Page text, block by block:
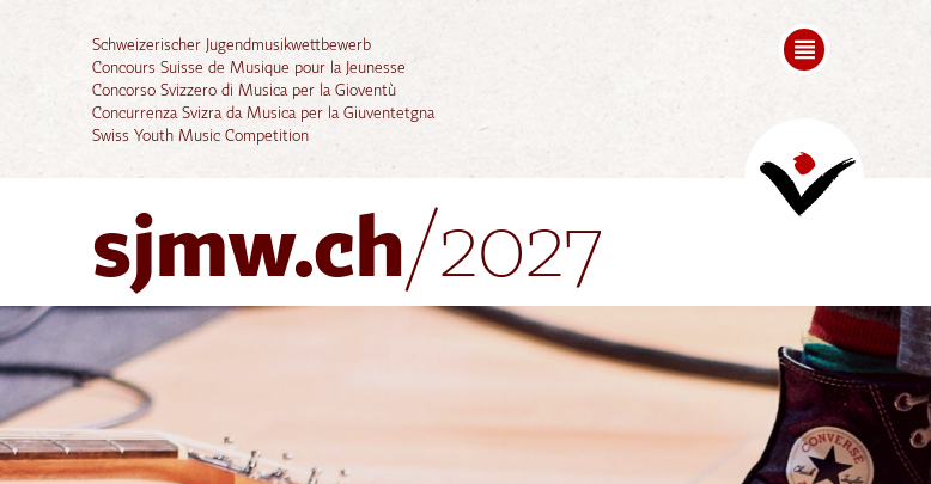
Schweizerischer Jugendmusikwettbewerb
Concours Suisse de Musique pour la Jeunesse
Concorso Svizzero di Musica per la Gioventù
Concurrenza Svizra da Musica per la Giuventetgna
Swiss Youth Music Competition
sjmw.ch/2027
FREESPACE
FOLLOW UPS
Mots de Bienvenue
Videos